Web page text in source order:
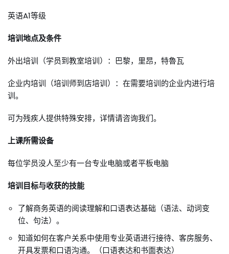
英语A1等级
培训地点及条件
外出培训（学员到教室培训）：巴黎，里昂，特魯瓦
企业内培训（培训师到店培训）：在需要培训的企业内进行培
训。
可为残疾人提供特殊安排，详情请咨询我们。
上课所需设备
每位学员没人至少有一台专业电脑或者平板电脑
培训目标与收获的技能
了解商务英语的阅读理解和口语表达基础（语法、动词变
位、句法）。
知道如何在客户关系中使用专业英语进行接待、客房服务、
开具发票和口语沟通。（口语表达和书面表达）